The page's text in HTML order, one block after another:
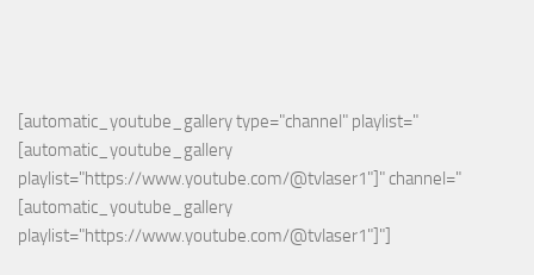
[automatic_youtube_gallery type="channel" playlist="
[automatic_youtube_gallery
playlist="https://www.youtube.com/@tvlaser1"]" channel="
[automatic_youtube_gallery
playlist="https://www.youtube.com/@tvlaser1"]"]